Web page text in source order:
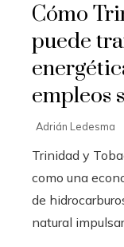
Cómo
puede
empleos
Adrián Ledesma
Trinidad y
como una
de
natural